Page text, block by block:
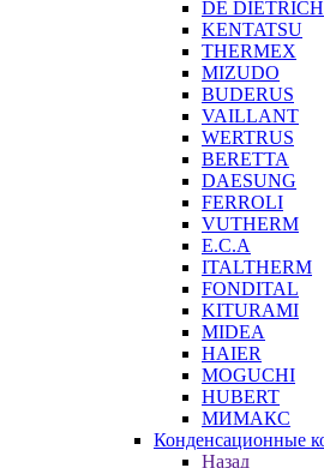
DE DIETRICH
KENTATSU
THERMEX
MIZUDO
BUDERUS
VAILLANT
WERTRUS
BERETTA
DAESUNG
FERROLI
VUTHERM
E.C.A
ITALTHERM
FONDITAL
KITURAMI
MIDEA
HAIER
MOGUCHI
HUBERT
МИМАКС
Конденсационные
Назад